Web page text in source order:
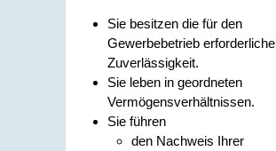
Sie besitzen die für den
Gewerbebetrieb erforderliche
Zuverlässigkeit.
Sie leben in geordneten
Vermögensverhältnissen.
Sie führen
den Nachweis Ihrer